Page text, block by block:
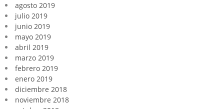
agosto 2019
julio 2019
junio 2019
mayo 2019
abril 2019
marzo 2019
febrero 2019
enero 2019
diciembre 2018
noviembre 2018